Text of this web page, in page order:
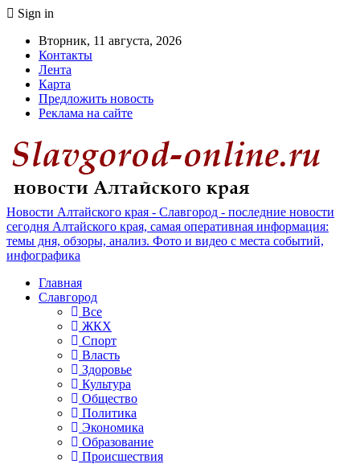
Sign in
Вторник, 11 августа, 2026
Контакты
Лента
Карта
Предложить новость
Реклама на сайте
Новости Алтайского края - Славгород - последние новости
сегодня Алтайского края, самая оперативная информация:
темы дня, обзоры, анализ. Фото и видео с места событий,
инфографика
Главная
Славгород
Все
ЖКХ
Спорт
Власть
Здоровье
Культура
Общество
Политика
Экономика
Образование
Происшествия